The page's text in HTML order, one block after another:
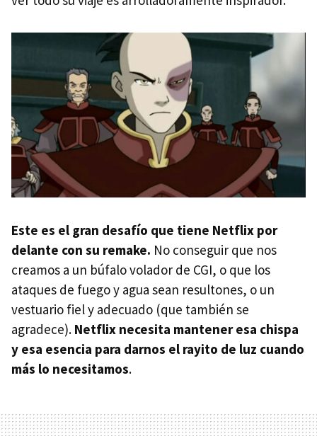
Este es el gran desafío que tiene Netflix por
delante con su remake. No conseguir que nos
creamos a un búfalo volador de CGI, o que los
ataques de fuego y agua sean resultones, o un
vestuario fiel y adecuado (que también se
agradece). Netflix necesita mantener esa chispa
y esa esencia para darnos el rayito de luz cuando
más lo necesitamos.